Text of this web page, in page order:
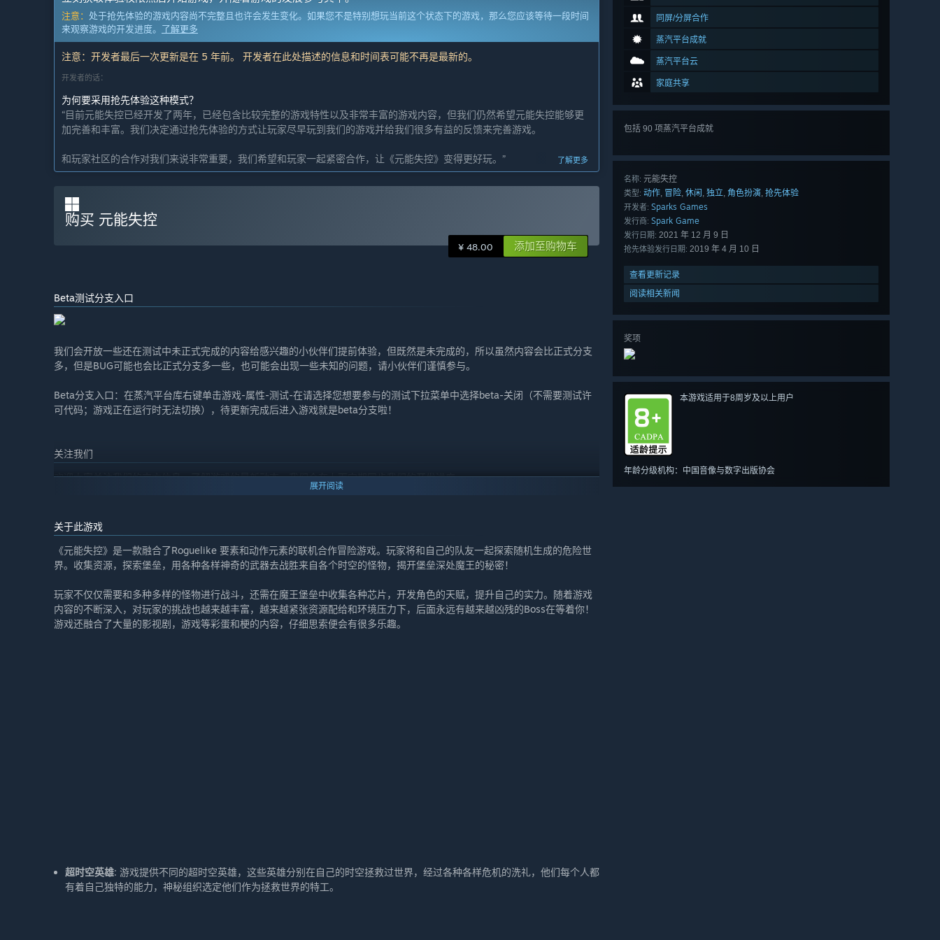
同屏/分屏合作
蒸汽平台成就
蒸汽平台云
家庭共享
包括 90 项蒸汽平台成就
名称: 元能失控
类型: 动作, 冒险, 休闲, 独立, 角色扮演, 抢先体验
开发者: Sparks Games
发行商: Spark Game
发行日期: 2021 年 12 月 9 日
抢先体验发行日期: 2019 年 4 月 10 日
查看更新记录
阅读相关新闻
奖项
本游戏适用于8周岁及以上用户
年龄分级机构：中国音像与数字出版协会
注意： 处于抢先体验的游戏内容尚不完整且也许会发生变化。如果您不是特别想玩当前这个状态下的游戏，那么您应该等待一段时间
来观察游戏的开发进度。 了解更多
注意：开发者最后一次更新是在 5 年前。 开发者在此处描述的信息和时间表可能不再是最新的。
开发者的话：
为何要采用抢先体验这种模式？
“目前元能失控已经开发了两年，已经包含比较完整的游戏特性以及非常丰富的游戏内容，但我们仍然希望元能失控能够更
加完善和丰富。我们决定通过抢先体验的方式让玩家尽早玩到我们的游戏并给我们很多有益的反馈来完善游戏。
和玩家社区的合作对我们来说非常重要，我们希望和玩家一起紧密合作，让《元能失控》变得更好玩。”
“我们计划进行3-6个月的抢先体验”
计划中的完整版本和抢先体验版本到底有多少不同？
- 加入更多的芯片组合、武器道具等
抢先体验版本的现状如何？
“目前的版本经过两年的研发，已经包括了非常丰富的玩法和内容。
我们提供了
- 5个大关卡，每个关卡都有上百个小关卡（房间）选择并随机生成组合而成
- 100多种武器/道具
- 160多张升级芯片，升级芯片可以组成Build
在抢先体验期间和结束之后，游戏价格会有所不同吗？
“最终版本的价格也许会稍稍上涨，最终根据游戏增加的玩法和内容再来决定。”
的有效的沟通。我们尤其关注
- 对玩法的建议和想法
- Bug等各种问题的报告
了解更多
购买 元能失控
¥ 48.00 添加至购物车
Beta测试分支入口
我们会开放一些还在测试中未正式完成的内容给感兴趣的小伙伴们提前体验，但既然是未完成的，所以虽然内容会比正式分支
多，但是BUG可能也会比正式分支多一些，也可能会出现一些未知的问题，请小伙伴们谨慎参与。
Beta分支入口：在蒸汽平台库右键单击游戏-属性-测试-在请选择您想要参与的测试下拉菜单中选择beta-关闭（不需要测试许
可代码；游戏正在运行时无法切换），待更新完成后进入游戏就是beta分支啦！
关注我们
欢迎大家关注我们的官方信息，了解游戏的最新动态，我们会在上面定期同步我们的开发进度。
B站：元能失控
TapTap：元能失控
展开阅读
关于此游戏
《元能失控》是一款融合了Roguelike 要素和动作元素的联机合作冒险游戏。玩家将和自己的队友一起探索随机生成的危险世
界。收集资源，探索堡垒，用各种各样神奇的武器去战胜来自各个时空的怪物，揭开堡垒深处魔王的秘密！
玩家不仅仅需要和多种多样的怪物进行战斗，还需在魔王堡垒中收集各种芯片，开发角色的天赋，提升自己的实力。随着游戏
内容的不断深入，对玩家的挑战也越来越丰富，越来越紧张资源配给和环境压力下，后面永远有越来越凶残的Boss在等着你！
游戏还融合了大量的影视剧，游戏等彩蛋和梗的内容，仔细思索便会有很多乐趣。
超时空英雄: 游戏提供不同的超时空英雄，这些英雄分别在自己的时空拯救过世界，经过各种各样危机的洗礼，他们每个人都
有着自己独特的能力，神秘组织选定他们作为拯救世界的特工。